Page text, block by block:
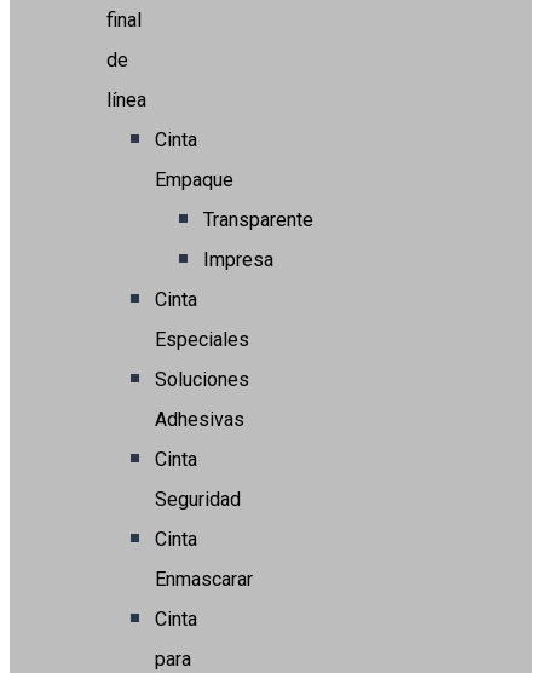
final
de
línea
Cinta
Empaque
Transparente
Impresa
Cinta
Especiales
Soluciones
Adhesivas
Cinta
Seguridad
Cinta
Enmascarar
Cinta
para